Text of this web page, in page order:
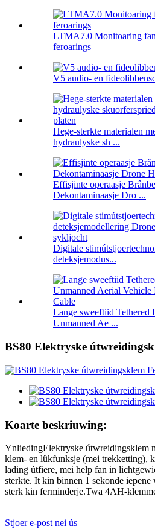
LTMA7.0 Monitoaring
feroarings
V5 audio- en
Hege-sterkte materialen
hydraulyske sh ...
Effisjinte operaasje
Dekontaminaasje Dro ...
Digitale
deteksjemodus...
Lange sweeftiid Tethered
Unmanned Ae ...
BS80 Elektryske
Koarte beskriuwing:
YnliedingElektryske útwreidingsklem
klem- en lûkfunksje (mei trekketting),
lading útfiere, mei help fan in
sterkte. It kin binnen 1 sekonde
sterk kin ferminderje.Twa 4AH-
Stjoer e-post nei ús